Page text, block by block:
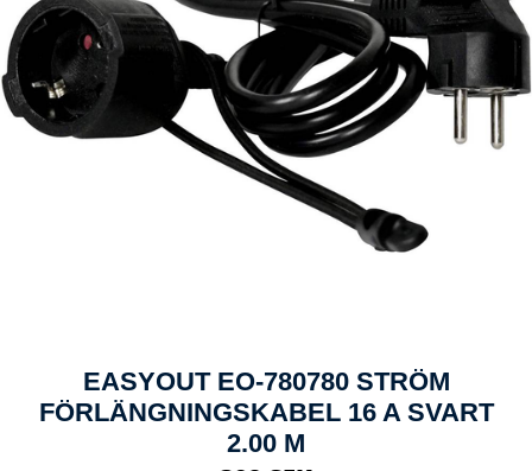
EASYOUT EO-780780 STRÖM
FÖRLÄNGNINGSKABEL 16 A SVART
2.00 M